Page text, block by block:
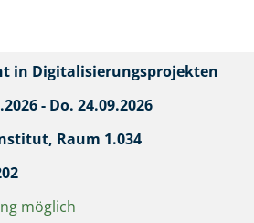
in Digitalisierungsprojekten
- Do. 24.09.2026
Raum 1.034
möglich